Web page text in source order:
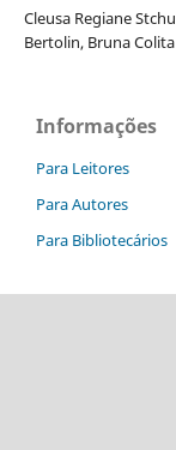
Cleusa Regiane
Bertolin, Bruna
Informações
Para Leitores
Para Autores
Para Bibliotecários